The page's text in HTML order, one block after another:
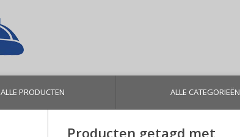
ALLE PRODUCTEN ALLE CATEGORIEËN
Producten getagd met